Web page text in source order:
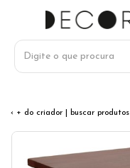
‹ + do criador | buscar produtos